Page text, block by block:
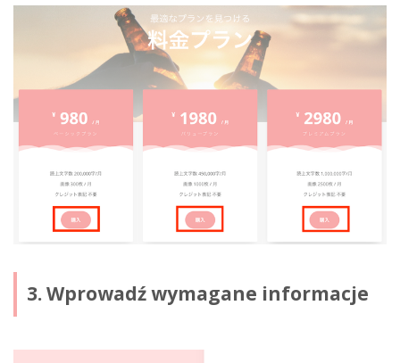
3. Wprowadź wymagane informacje